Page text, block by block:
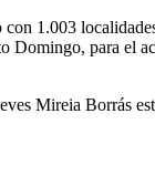
1.003
Domingo, para el
Mireia Borrás